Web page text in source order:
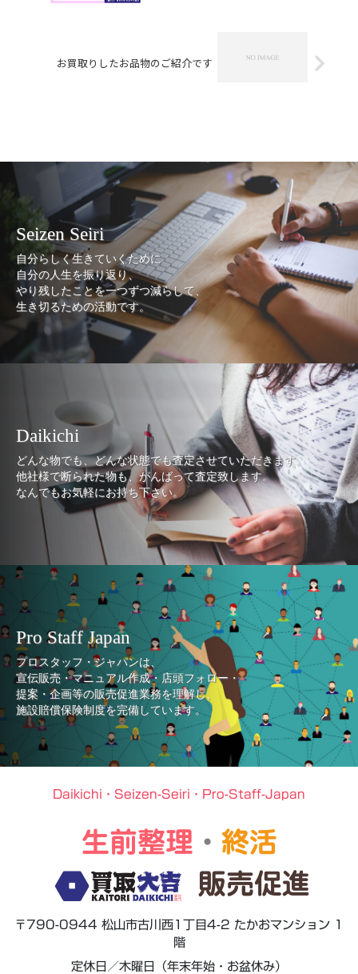
お買取りしたお品物のご紹介です
Seizen Seiri
自分らしく生きていくために
自分の人生を振り返り、
やり残したことを一つずつ減らして、
生き切るための活動です。
Daikichi
どんな物でも、どんな状態でも査定させていただきます。
他社様で断られた物も、がんばって査定致します。
なんでもお気軽にお持ち下さい。
Pro Staff Japan
プロスタッフ・ジャパンは、
宣伝販売・マニュアル作成・店頭フォロー・
提案・企画等の販売促進業務を理解し、
施設賠償保険制度を完備しています。
Daikichi・Seizen-Seiri・Pro-Staff-Japan
生前整理 ・ 終活
販売促進
〒790-0944 松山市古川西1丁目4-2 たかおマンション 1
階
定休日／木曜日（年末年始・お盆休み）